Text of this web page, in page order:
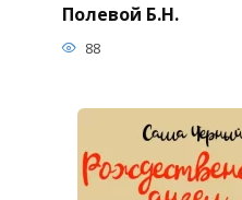
Полевой Б.Н.
88